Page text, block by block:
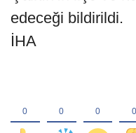
edeceği bildirildi.
İHA